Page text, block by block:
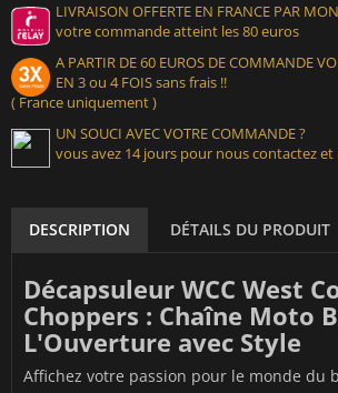
LIVRAISON OFFERTE EN FRANCE PAR
votre commande atteint les 80 euros
A PARTIR DE 60 EUROS DE COMMANDE
EN 3 ou 4 FOIS sans frais !!
( France uniquement )
UN SOUCI AVEC VOTRE COMMANDE ?
vous avez 14 jours pour nous contactez
DESCRIPTION DÉTAILS DU PRODUIT
Décapsuleur WCC West
Choppers : Chaîne Moto
L'Ouverture avec Style
Affichez votre passion pour le monde du